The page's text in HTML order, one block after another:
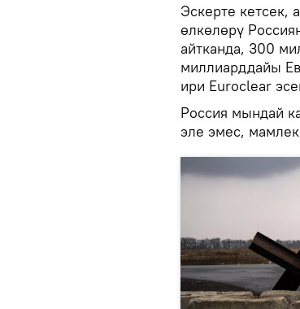
Эскерте кетсек,
өлкөлөрү
айтканда, 300
миллиарддайы
ири Euroclear
Россия мындай
эле эмес,